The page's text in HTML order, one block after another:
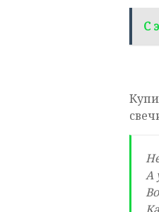
С
А